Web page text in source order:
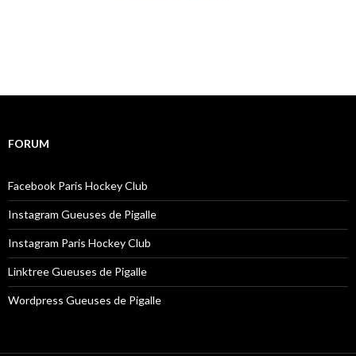
FORUM
Facebook Paris Hockey Club
Instagram Gueuses de Pigalle
Instagram Paris Hockey Club
Linktree Gueuses de Pigalle
Wordpress Gueuses de Pigalle